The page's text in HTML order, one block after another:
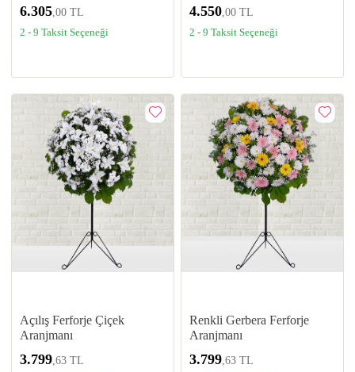
6.305,00 TL
2 - 9 Taksit Seçeneği
4.550,00 TL
2 - 9 Taksit Seçeneği
Açılış Ferforje Çiçek
Aranjmanı
3.799,63 TL
Renkli Gerbera Ferforje
Aranjmanı
3.799,63 TL